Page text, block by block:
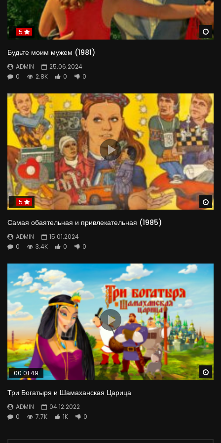
Aleksandr Petrov
СТРЕЛЕЦ
5
Будьте моим мужем (1981)
ADMIN
25.06.2024
0
2.8K 0 0
5
Самая обаятельная и привлекательная (1985)
ADMIN
15.01.2024
0
3.4K 0 0
00:01:49
Три Богатыря и Шамаханская Царица
ADMIN
04.12.2022
0
7.7K 1K 0